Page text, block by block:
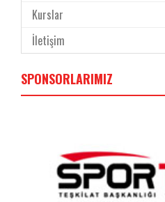
Kurslar
İletişim
SPONSORLARIMIZ